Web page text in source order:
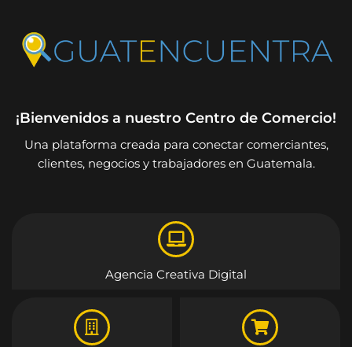
¡Bienvenidos a nuestro Centro de Comercio!
Una plataforma creada para conectar comerciantes,
clientes, negocios y trabajadores en Guatemala.
Agencia Creativa Digital